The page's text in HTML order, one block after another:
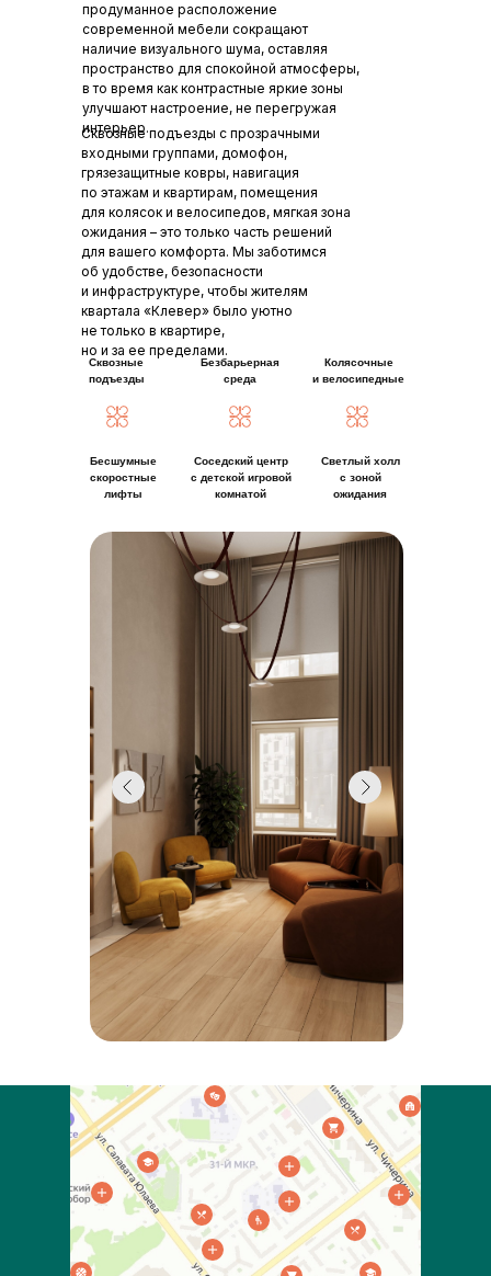
продуманное расположение
современной мебели сокращают
наличие визуального шума, оставляя
пространство для спокойной атмосферы,
в то время как контрастные яркие зоны
улучшают настроение, не перегружая
интерьер.
Сквозные подъезды с прозрачными
входными группами, домофон,
грязезащитные ковры, навигация
по этажам и квартирам, помещения
для колясок и велосипедов, мягкая зона
ожидания – это только часть решений
для вашего комфорта. Мы заботимся
об удобстве, безопасности
и инфраструктуре, чтобы жителям
квартала «Клевер» было уютно
не только в квартире,
но и за ее пределами.
Светлый холл
с зоной
ожидания
Соседский центр
с детской игровой
комнатой
Безбарьерная
среда
Колясочные
и велосипедные
Сквозные
подъезды
Бесшумные
скоростные
лифты